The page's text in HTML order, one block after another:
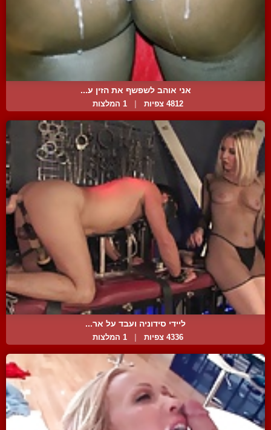
אני אוהב לשפשף את הזין ע...
4812 צפיות 1 המלצות
ליידי סידוניה ועבד על אר...
4336 צפיות 1 המלצות